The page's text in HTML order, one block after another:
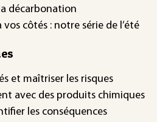
décarbonation
vos côtés : notre série de l’été
et maîtriser les risques
avec des produits chimiques
les conséquences